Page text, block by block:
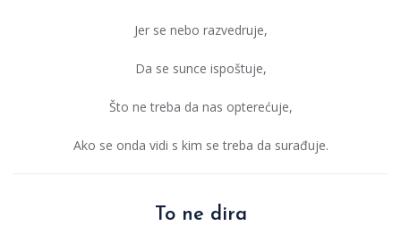
Jer se nebo razvedruje,
Da se sunce ispoštuje,
Što ne treba da nas opterećuje,
Ako se onda vidi s kim se treba da surađuje.
To ne dira